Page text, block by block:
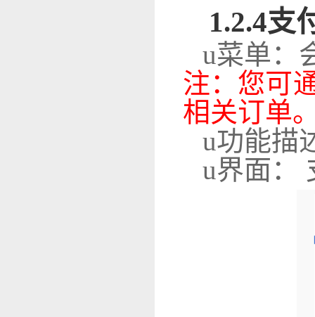
1.2.4支
u菜单：
注：您可
相关订单
u功能描
u界面：